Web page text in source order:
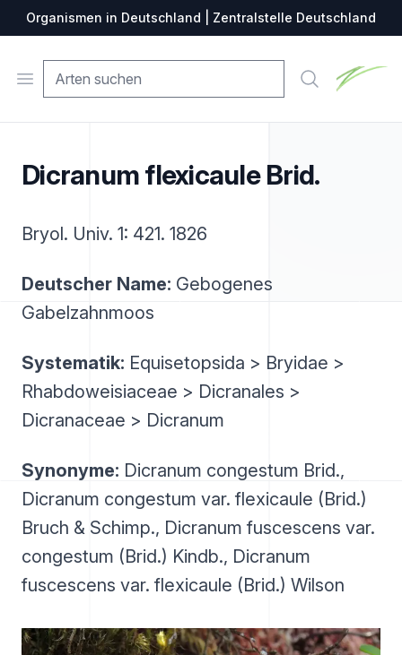
Organismen in Deutschland | Zentralstelle Deutschland
Open menu Suche
Dicranum flexicaule Brid.
Bryol. Univ. 1: 421. 1826
Deutscher Name: Gebogenes
Gabelzahnmoos
Systematik: Equisetopsida > Bryidae >
Rhabdoweisiaceae > Dicranales >
Dicranaceae > Dicranum
Synonyme: Dicranum congestum Brid.,
Dicranum congestum var. flexicaule (Brid.)
Bruch & Schimp., Dicranum fuscescens var.
congestum (Brid.) Kindb., Dicranum
fuscescens var. flexicaule (Brid.) Wilson